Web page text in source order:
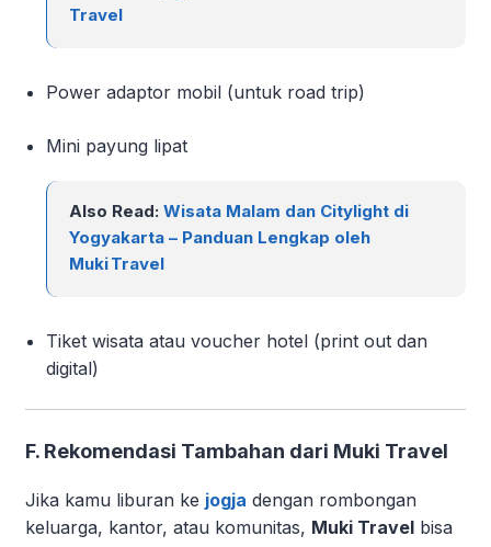
Travel
Power adaptor mobil (untuk road trip)
Mini payung lipat
Also Read:Wisata Malam dan Citylight di
Yogyakarta – Panduan Lengkap oleh
Muki Travel
Tiket wisata atau voucher hotel (print out dan
digital)
F. Rekomendasi Tambahan dari Muki Travel
Jika kamu liburan ke jogja dengan rombongan
keluarga, kantor, atau komunitas, Muki Travel bisa